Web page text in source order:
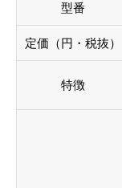
型番
定価（円・税抜）
特徴